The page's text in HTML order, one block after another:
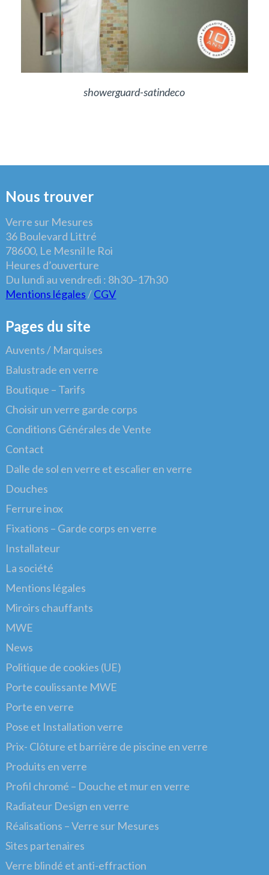
showerguard-satindeco
Nous trouver
Verre sur Mesures
36 Boulevard Littré
78600, Le Mesnil le Roi
Heures d’ouverture
Du lundi au vendredi : 8h30–17h30
Mentions légales/CGV
Pages du site
Auvents / Marquises
Balustrade en verre
Boutique – Tarifs
Choisir un verre garde corps
Conditions Générales de Vente
Contact
Dalle de sol en verre et escalier en verre
Douches
Ferrure inox
Fixations – Garde corps en verre
Installateur
La société
Mentions légales
Miroirs chauffants
MWE
News
Politique de cookies (UE)
Porte coulissante MWE
Porte en verre
Pose et Installation verre
Prix- Clôture et barrière de piscine en verre
Produits en verre
Profil chromé – Douche et mur en verre
Radiateur Design en verre
Réalisations – Verre sur Mesures
Sites partenaires
Verre blindé et anti-effraction